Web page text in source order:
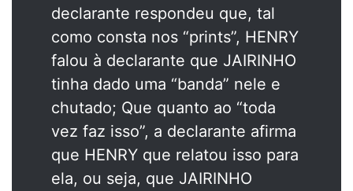
declarante respondeu que, tal
como consta nos “prints”, HENRY
falou à declarante que JAIRINHO
tinha dado uma “banda” nele e
chutado; Que quanto ao “toda
vez faz isso”, a declarante afirma
que HENRY que relatou isso para
ela, ou seja, que JAIRINHO